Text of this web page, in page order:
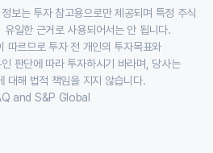
보는 투자 참고용으로만 제공되며 특정 주식
일한 근거로 사용되어서는 안 됩니다.
따르므로 투자 전 개인의 투자목표와
판단에 따라 투자하시기 바라며, 당사는
대해 법적 책임을 지지 않습니다.
and S&P Global